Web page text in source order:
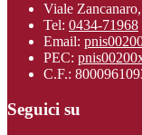
Viale
Tel: 0434-71968
Email:
PEC:
C.F.:
Seguici su